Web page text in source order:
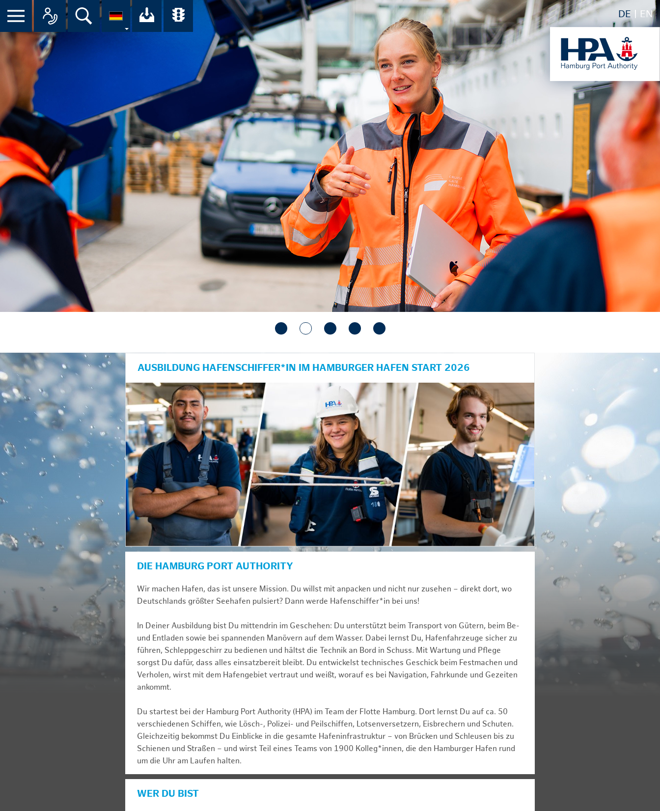
DE EN
Suche Ihr Download-Center der HPA
Übersicht aller Verkehrsmeldungen im Hafen am
AUSBILDUNG HAFENSCHIFFER*IN IM HAMBURGER HAFEN START 2026
DIE HAMBURG PORT AUTHORITY
Wir machen Hafen, das ist unsere Mission. Du willst mit anpacken und nicht nur zusehen – direkt dort, wo
Deutschlands größter Seehafen pulsiert? Dann werde Hafenschiffer*in bei uns!
In Deiner Ausbildung bist Du mittendrin im Geschehen: Du unterstützt beim Transport von Gütern, beim Be-
und Entladen sowie bei spannenden Manövern auf dem Wasser. Dabei lernst Du, Hafenfahrzeuge sicher zu
führen, Schleppgeschirr zu bedienen und hältst die Technik an Bord in Schuss. Mit Wartung und Pflege
sorgst Du dafür, dass alles einsatzbereit bleibt. Du entwickelst technisches Geschick beim Festmachen und
Verholen, wirst mit dem Hafengebiet vertraut und weißt, worauf es bei Navigation, Fahrkunde und Gezeiten
ankommt.
Du startest bei der Hamburg Port Authority (HPA) im Team der Flotte Hamburg. Dort lernst Du auf ca. 50
verschiedenen Schiffen, wie Lösch-, Polizei- und Peilschiffen, Lotsenversetzern, Eisbrechern und Schuten.
Gleichzeitig bekommst Du Einblicke in die gesamte Hafeninfrastruktur – von Brücken und Schleusen bis zu
Schienen und Straßen – und wirst Teil eines Teams von 1900 Kolleg*innen, die den Hamburger Hafen rund
um die Uhr am Laufen halten.
WER DU BIST